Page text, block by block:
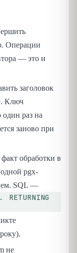
Операции
— это и
заголовок
Ключ
раз на
заново при
обработки в
pgx-
SQL —
не